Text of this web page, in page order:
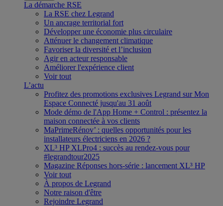
La démarche RSE
La RSE chez Legrand
Un ancrage territorial fort
Développer une économie plus circulaire
Atténuer le changement climatique
Favoriser la diversité et l’inclusion
Agir en acteur responsable
Améliorer l'expérience client
Voir tout
L’actu
Profitez des promotions exclusives Legrand sur Mon
Espace Connecté jusqu'au 31 août
Mode démo de l'App Home + Control : présentez la
maison connectée à vos clients
MaPrimeRénov’ : quelles opportunités pour les
installateurs électriciens en 2026 ?
XL³ HP XLPro4 : succès au rendez-vous pour
#legrandtour2025
Magazine Réponses hors-série : lancement XL³ HP
Voir tout
À propos de Legrand
Notre raison d'être
Rejoindre Legrand